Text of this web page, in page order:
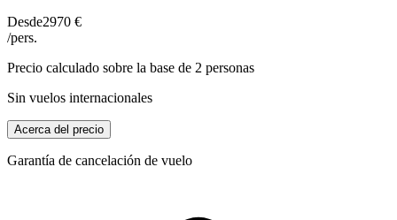
Desde2970 €
/pers.
Precio calculado sobre la base de 2 personas
Sin vuelos internacionales
Acerca del precio
Garantía de cancelación de vuelo